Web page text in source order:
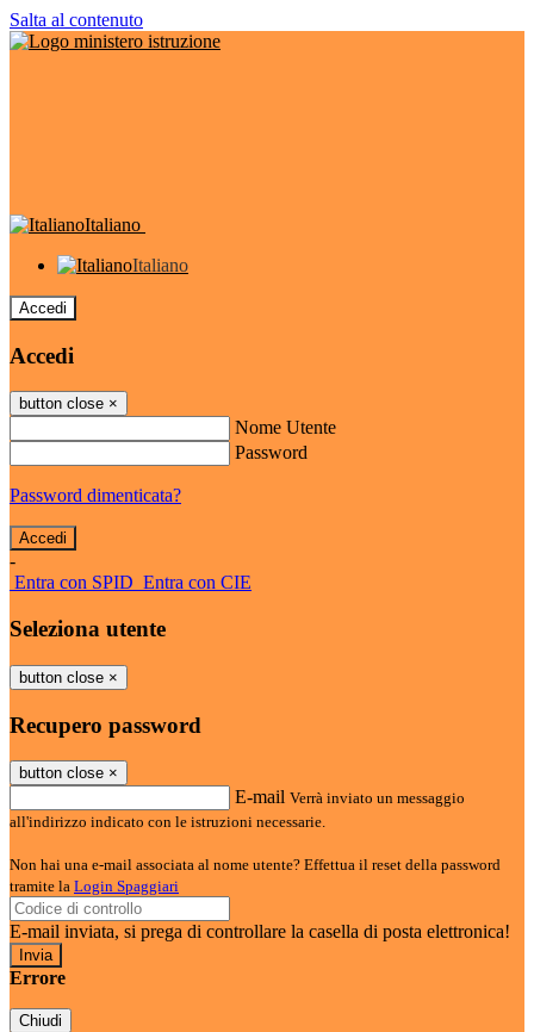
Salta al contenuto
Italiano
Italiano
Accedi
Accedi
button close ×
Nome Utente
Password
Password dimenticata?
-
Entra con SPID Entra con CIE
Seleziona utente
button close ×
Recupero password
button close ×
E-mail Verrà inviato un messaggio
all'indirizzo indicato con le istruzioni necessarie.
Non hai una e-mail associata al nome utente? Effettua il reset della password
tramite la Login Spaggiari
E-mail inviata, si prega di controllare la casella di posta elettronica!
Errore
Chiudi